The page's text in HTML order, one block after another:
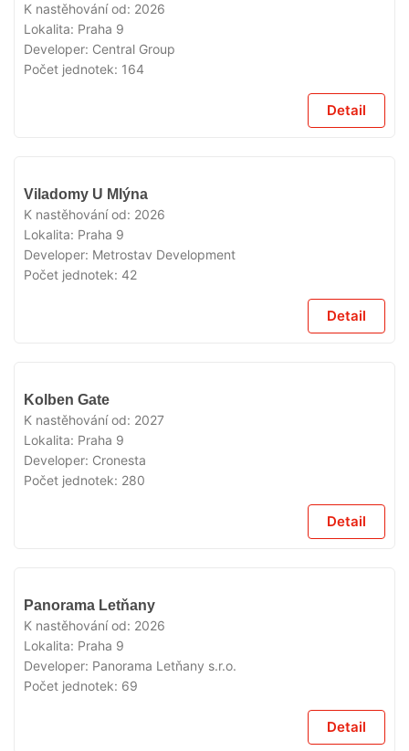
K nastěhování od: 2026
Lokalita: Praha 9
Developer: Central Group
Počet jednotek: 164
Detail
Viladomy U Mlýna
K nastěhování od: 2026
Lokalita: Praha 9
Developer: Metrostav Development
Počet jednotek: 42
Detail
Kolben Gate
K nastěhování od: 2027
Lokalita: Praha 9
Developer: Cronesta
Počet jednotek: 280
Detail
Panorama Letňany
K nastěhování od: 2026
Lokalita: Praha 9
Developer: Panorama Letňany s.r.o.
Počet jednotek: 69
Detail